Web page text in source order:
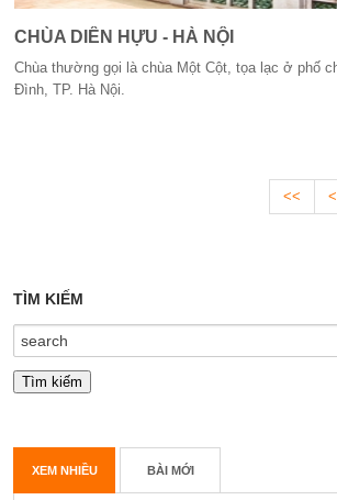
CHÙA DIÊN HỰU - HÀ NỘI
Chùa thường gọi là chùa Một Cột, tọa lạc ở phố
Đình, TP. Hà Nội.
<< <
TÌM KIẾM
XEM NHIỀU BÀI MỚI